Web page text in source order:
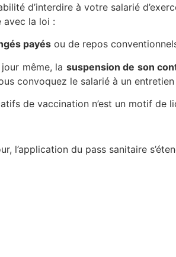
d’interdire à votre salarié
avec la loi :
payés ou de repos
même, la suspension de son
convoquez le salarié à un
de vaccination n’est un motif de
l’application du pass sanitaire